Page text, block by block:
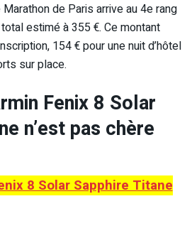
de Paris arrive au 4e rang
estimé à 355 €. Ce montant
154 € pour une nuit d’hôtel
sur place.
Fenix 8 Solar
n’est pas chère
8 Solar Sapphire Titane